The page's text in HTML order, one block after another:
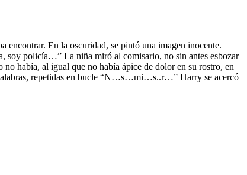
encontrar. En la oscuridad, se pintó una imagen inocente.
soy policía…” La niña miró al comisario, no sin antes esbozar
no había, al igual que no había ápice de dolor en su rostro, en
palabras, repetidas en bucle “N…s…mi…s..r…” Harry se acercó